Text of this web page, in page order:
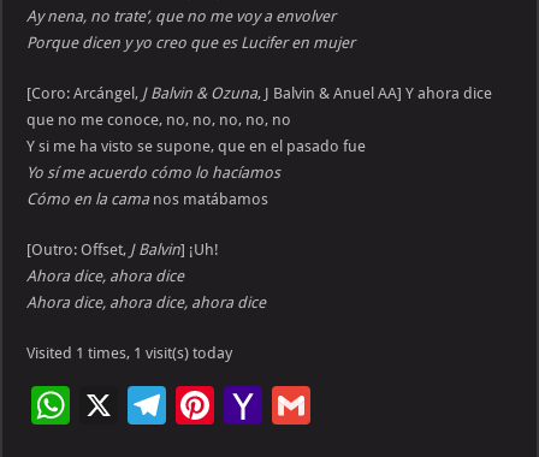
Ay nena, no trate’, que no me voy a envolver
Porque dicen y yo creo que es Lucifer en mujer
[Coro: Arcángel, J Balvin & Ozuna, J Balvin & Anuel AA] Y ahora dice
que no me conoce, no, no, no, no, no
Y si me ha visto se supone, que en el pasado fue
Yo sí me acuerdo cómo lo hacíamos
Cómo en la cama nos matábamos
[Outro: Offset, J Balvin] ¡Uh!
Ahora dice, ahora dice
Ahora dice, ahora dice, ahora dice
Visited 1 times, 1 visit(s) today
W X
Te Pi Ya